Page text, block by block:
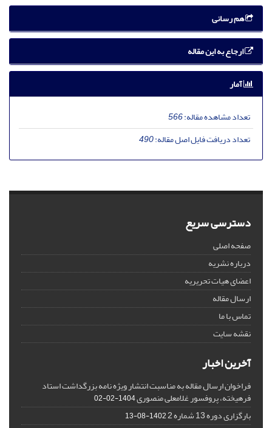
هم رسانی
ارجاع به این مقاله
آمار
تعداد مشاهده مقاله:566
تعداد دریافت فایل اصل مقاله:490
دسترسی سریع
صفحه اصلی
درباره نشریه
اعضای هیات تحریریه
ارسال مقاله
تماس با ما
نقشه سایت
آخرین اخبار
فراخوان ارسال مقاله به مناسبت انتشار ویژه نامه بزرگداشت استاد
فرهیخته، پروفسور غلامعلی منصوری1404-02-02
بارگزاری دوره 13 شماره 2 1402-08-13